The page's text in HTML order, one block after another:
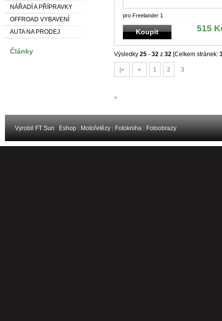
NÁŘADÍ A PŘÍPRAVKY
OFFROAD VYBAVENÍ
AUTA NA PRODEJ
Články
pro Freelander 1
Koupit 515
Výsledky 25 - 32 z 32 [Celkem stránek:
|« « 1 2 3
«
Vyrobil FT Sun Eshop Motořetězy Fotokniha Fotoobrazy